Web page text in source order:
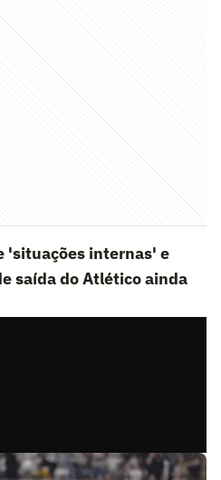
'situações internas' e
saída do Atlético ainda